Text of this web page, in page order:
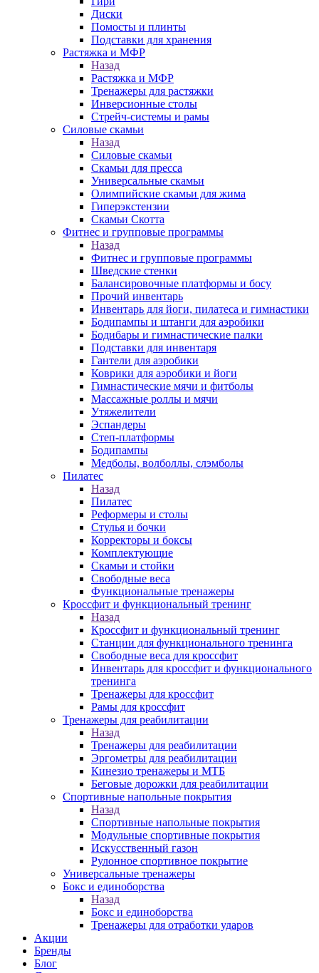
Диски
Помосты и плинты
Подставки для хранения
Растяжка и МФР
Назад
Растяжка и МФР
Тренажеры для растяжки
Инверсионные столы
Стрейч-системы и рамы
Силовые скамьи
Назад
Силовые скамьи
Скамьи для пресса
Универсальные скамьи
Олимпийские скамьи для жима
Гиперэкстензии
Скамьи Скотта
Фитнес и групповые программы
Назад
Фитнес и групповые программы
Шведские стенки
Балансировочные платформы и босу
Прочий инвентарь
Инвентарь для йоги, пилатеса и гимнастики
Бодипампы и штанги для аэробики
Бодибары и гимнастические палки
Подставки для инвентаря
Гантели для аэробики
Коврики для аэробики и йоги
Гимнастические мячи и фитболы
Массажные роллы и мячи
Утяжелители
Эспандеры
Степ-платформы
Бодипампы
Медболы, волболлы, слэмболы
Пилатес
Назад
Пилатес
Реформеры и столы
Стулья и бочки
Корректоры и боксы
Комплектующие
Скамьи и стойки
Свободные веса
Функциональные тренажеры
Кроссфит и функциональный тренинг
Назад
Кроссфит и функциональный тренинг
Станции для функционального тренинга
Свободные веса для кроссфит
Инвентарь для кроссфит и функционального
тренинга
Тренажеры для кроссфит
Рамы для кроссфит
Тренажеры для реабилитации
Назад
Тренажеры для реабилитации
Эргометры для реабилитации
Кинезио тренажеры и МТБ
Беговые дорожки для реабилитации
Спортивные напольные покрытия
Назад
Спортивные напольные покрытия
Модульные спортивные покрытия
Искусственный газон
Рулонное спортивное покрытие
Универсальные тренажеры
Бокс и единоборства
Назад
Бокс и единоборства
Тренажеры для отработки ударов
Акции
Бренды
Блог